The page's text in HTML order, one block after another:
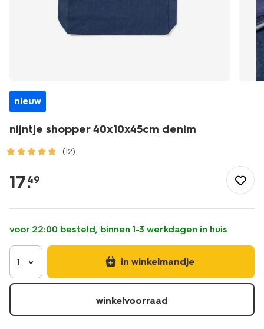
nieuw
nijntje shopper 40x10x45cm denim
(12)
kantoor/schooltassen/nijntje-
shopper-
denim-
-14990115.html
17.
49
voor 22:00 besteld, binnen 1-3 werkdagen in huis
1 in winkelmandje
winkelvoorraad